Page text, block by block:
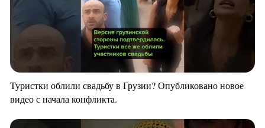
Туристки облили свадьбу в Грузии? Опубликовано новое
видео с начала конфликта.